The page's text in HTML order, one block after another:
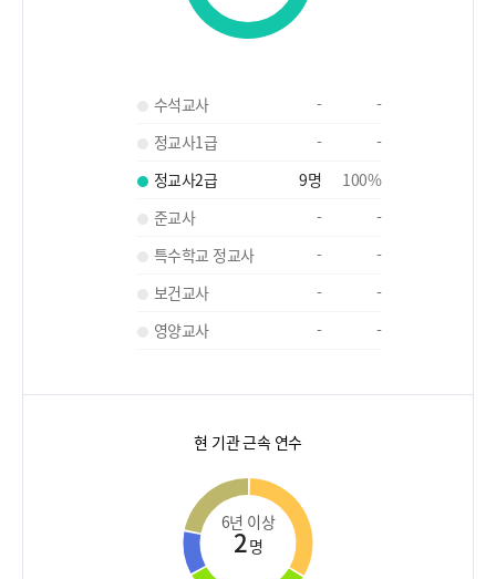
수석교사 -
-
정교사1급
-
-
정교사2급
9명 100%
준교사
-
-
특수학교 정교사
-
-
보건교사
-
-
영양교사
- -
현 기관 근속 연수
6년 이상
2명